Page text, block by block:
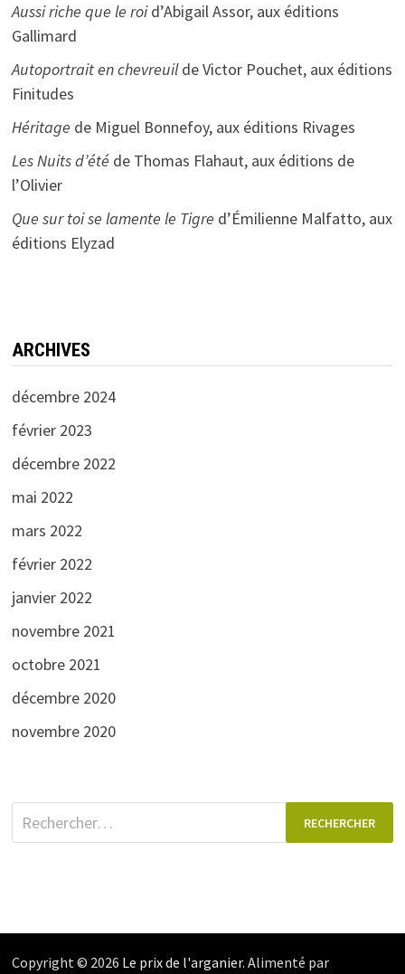
Aussi riche que le roid’Abigail Assor, aux éditions
Gallimard
Autoportrait en chevreuilde Victor Pouchet, aux éditions
Finitudes
Héritage de Miguel Bonnefoy, aux éditions Rivages
Les Nuits d’été de Thomas Flahaut, aux éditions de
l’Olivier
Que sur toi se lamente le Tigre d’Émilienne Malfatto, aux
éditions Elyzad
ARCHIVES
décembre 2024
février 2023
décembre 2022
mai 2022
mars 2022
février 2022
janvier 2022
novembre 2021
octobre 2021
décembre 2020
novembre 2020
Rechercher :
Copyright © 2026 Le prix de l'arganier. Alimenté par